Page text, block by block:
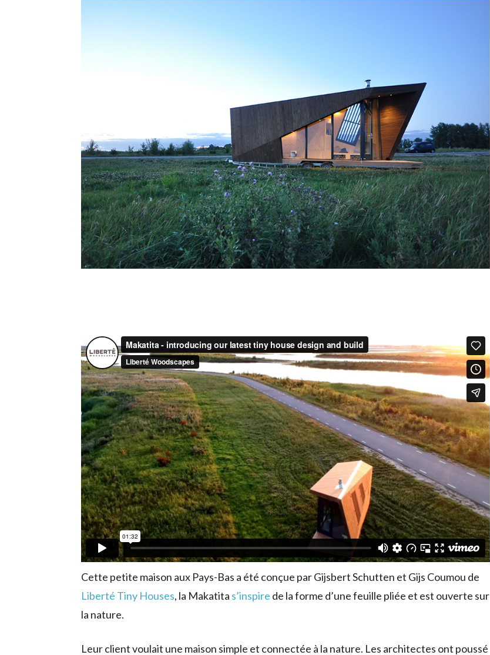
Cette petite maison aux Pays-Bas a été conçue par Gijsbert Schutten et Gijs Coumou de
Liberté Tiny Houses, la Makatita s’inspire de la forme d’une feuille pliée et est ouverte sur
la nature.
Leur client voulait une maison simple et connectée à la nature. Les architectes ont poussé